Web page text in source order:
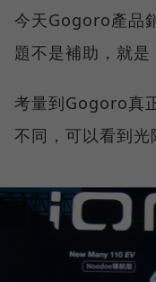
今天Gogoro產品
題不是補助，就是
考量到Gogoro真
不同，可以看到光